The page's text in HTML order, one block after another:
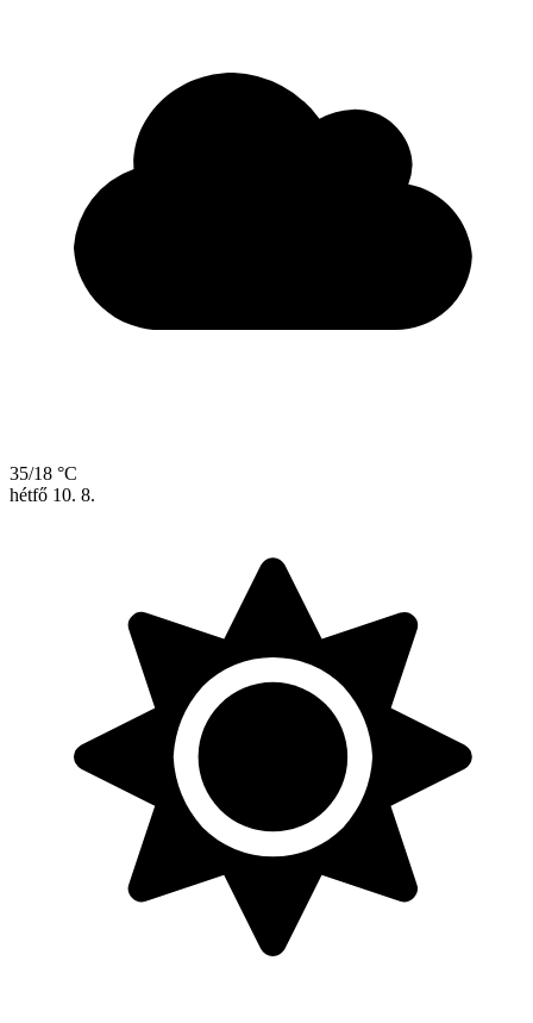
35/18 °C
hétfő 10. 8.